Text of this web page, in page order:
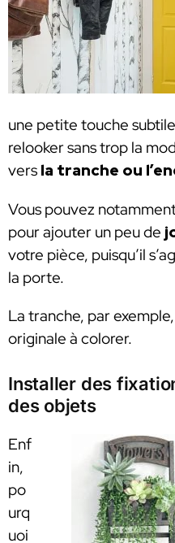
une petite touche
relooker sans trop la
vers la tranche ou
Vous pouvez
pour ajouter un peu de
votre pièce, puisqu’il
la porte.
La tranche, par
originale à colorer.
Installer des
des objets
Enf
in,
po
urq
uoi